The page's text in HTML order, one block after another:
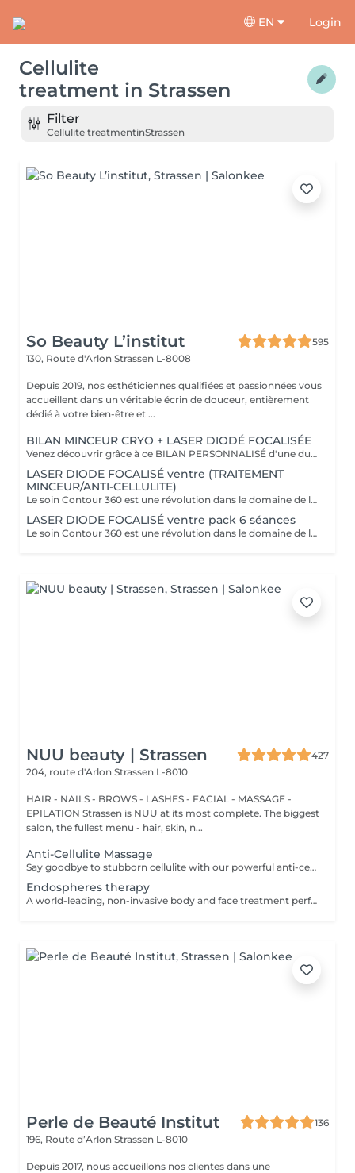
EN Login
Cellulite
treatment in Strassen
Filter
Cellulite treatmentinStrassen
So Beauty L’institut
595
130, Route d'Arlon Strassen L-8008
Depuis 2019, nos esthéticiennes qualifiées et passionnées vous
accueillent dans un véritable écrin de douceur, entièrement
dédié à votre bien-être et ...
BILAN MINCEUR CRYO + LASER DIODÉ FOCALISÉE
Venez découvrir grâce à ce BILAN PERSONNALISÉ d'une durée de 1h la formule la plus adapté pour vous afin d'atteindre vos objectifs ! Le soin Contour 360 est une révolution dans le domaine de l'esthétique corporelle. Si vous cherchez à affiner votre silhouette sans recourir à des interventions chirurgicales invasives, ce traitement est idéal ! Pourquoi opter pour le soin Contour 360 ? La technologie Contour 360 est adaptée à tous les types de peau et à diverses zones du corps. Que ce soit pour le ventre, les poignées d'amour, les cuisses ou les bras. Ce dispositif de body contouring combine trois traitements en un : la cryolipolyse augmentée, le laser diode focalisé et le palper-rouler mécanique. La cryolipolyse détruit les cellules adipeuses grâce à un froid intense, tandis que le laser diode stimule la production de collagène et l'élimination des triglycérides. Le palper-rouler mécanique améliore la circulation sanguine et lymphatique, combattant ainsi la rétention d'eau et la cellulite. Cette synergie permet des résultats visibles dès la première séance.
LASER DIODE FOCALISÉ ventre (TRAITEMENT
MINCEUR/ANTI-CELLULITE)
Le soin Contour 360 est une révolution dans le domaine de l'esthétique corporelle. Si vous cherchez à affiner votre silhouette sans recourir à des interventions chirurgicales invasives, ce traitement est idéal! Contour 360 ne se contente pas de réduire les graisses, elle améliore également la fermeté et la texture de la peau. Grâce à l'association du laser diode focalisé et du palper-rouler mécanique, la technologie stimule la production naturelle de collagène et d'élastine, deux composants essentiels pour une peau ferme et élastique. Le laser chauffe doucement les tissus, favorisant ainsi l'élimination des graisses et la tonicité de la peau. Le palper-rouler, quant à lui, reproduit un massage efficace, réduisant la cellulite et améliorant l'aspect général de la peau pour une silhouette redessinée et harmonieuse.
LASER DIODE FOCALISÉ ventre pack 6 séances
Le soin Contour 360 est une révolution dans le domaine de l'esthétique corporelle. Si vous cherchez à affiner votre silhouette sans recourir à des interventions chirurgicales invasives, ce traitement est idéal! Contour 360 ne se contente pas de réduire les graisses, elle améliore également la fermeté et la texture de la peau. Grâce à l'association du laser diode focalisé et du palper-rouler mécanique, la technologie stimule la production naturelle de collagène et d'élastine, deux composants essentiels pour une peau ferme et élastique. Le laser chauffe doucement les tissus, favorisant ainsi l'élimination des graisses et la tonicité de la peau. Le palper-rouler, quant à lui, reproduit un massage efficace, réduisant la cellulite et améliorant l'aspect général de la peau pour une silhouette redessinée et harmonieuse.
NUU beauty | Strassen
427
204, route d'Arlon Strassen L-8010
HAIR - NAILS - BROWS - LASHES - FACIAL - MASSAGE -
EPILATION Strassen is NUU at its most complete. The biggest
salon, the fullest menu - hair, skin, n...
Anti-Cellulite Massage
Say goodbye to stubborn cellulite with our powerful anti-cellulite massage! This intensive treatment uses firm, targeted techniques to stimulate circulation, break down fat deposits, and smooth the skin's texture. By enhancing lymphatic flow and increasing metabolism, it visibly reduces the appearance of dimples and improves overall skin tone. Ideal as part of a body contouring plan. Age restrictions: recommended to do from 16 years. Post procedure recommendations: do not do sport and any sharp movements for 2-3 hours after the procedure. Frequency: 2-3 times per week, 10 times in total. Repeat once in 3-6 months.
Endospheres therapy
A world-leading, non-invasive body and face treatment performed using the original 3rd-generation Endospheres® technology one of the most advanced solutions on the market for sculpting, drainage, and skin firming. This Italian medical technology combines microvibration, deep lymphatic drainage, and muscle stimulation to deliver visible results from the very first session. Why Endospheres® at NUU: Original 3rd-generation Endospheres® device · Authentic Italian technology · Instant lightness, firmness, and contouring · Safe, natural, and highly effective · No downtime Key benefits: Reduces cellulite and water retention Improves blood and lymphatic circulation Firms and tightens the skin Relieves muscle tension and heaviness Stimulates collagen and natural glow A.F.T. (Abdominal Fat Treatment) Advanced thermal and vacuum technology designed to activate fat metabolism, enhance lymphatic drainage, and sculpt the abdominal area safely and comfortably. Recommended from: 18+ Post-care: No downtime Frequency: Course recommended for optimal results Results are visible and progressive with regular sessions.
Perle de Beauté Institut
136
196, Route d’Arlon Strassen L-8010
Depuis 2017, nous accueillons nos clientes dans une